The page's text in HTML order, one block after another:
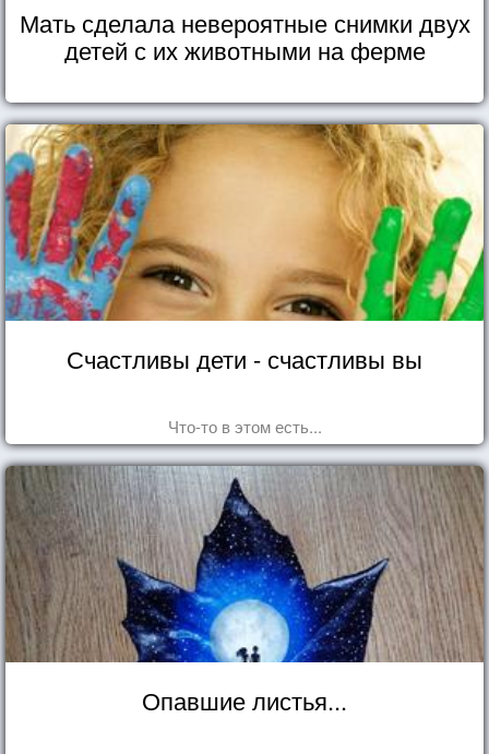
Мать сделала невероятные снимки двух
детей с их животными на ферме
Счастливы дети - счастливы вы
Что-то в этом есть...
Опавшие листья...